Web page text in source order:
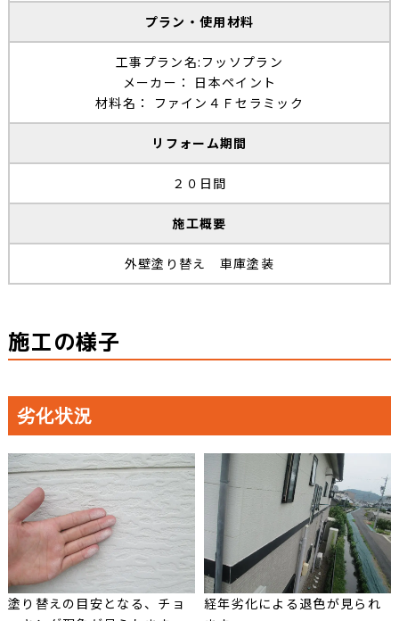
プラン・使用材料
工事プラン名:フッソプラン
メーカー： 日本ペイント
材料名： ファイン４Ｆセラミック
リフォーム期間
２０日間
施工概要
外壁塗り替え 車庫塗装
施工の様子
劣化状況
塗り替えの目安となる、チョ
経年劣化による退色が見られ